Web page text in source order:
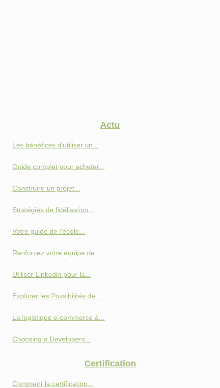
Actu
Les bénéfices d'utiliser un...
Guide complet pour acheter...
Construire un projet...
Stratégies de fidélisation...
Votre guide de l'école...
Renforcez votre équipe de...
Utiliser Linkedin pour la...
Explorer les Possibilités de...
La logistique e-commerce à...
Choosing a Developers...
Certification
Comment la certification...